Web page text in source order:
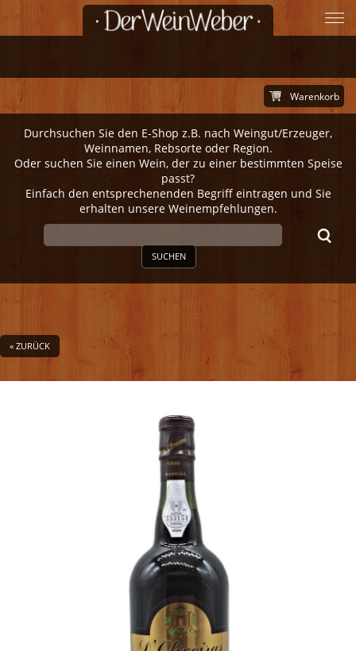
Durchsuchen Sie den E-Shop z.B. nach Weingut/Erzeuger,
Weinnamen, Rebsorte oder Region.
Oder suchen Sie einen Wein, der zu einer bestimmten Speise
passt?
Einfach den entsprechenenden Begriff eintragen und Sie
erhalten unsere Weinempfehlungen.
SUCHEN
Warenkorb
« ZURÜCK